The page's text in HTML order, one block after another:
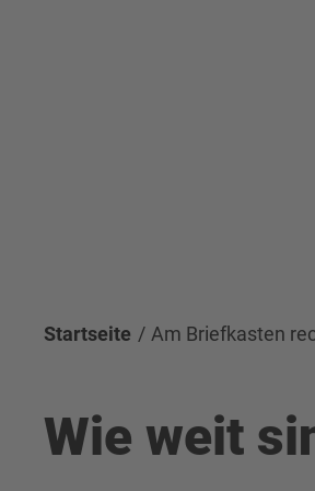
Startseite Am Briefkasten
Wie weit